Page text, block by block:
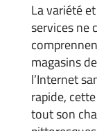
La variété
services ne
magasins
l’Internet
rapide,
tout son